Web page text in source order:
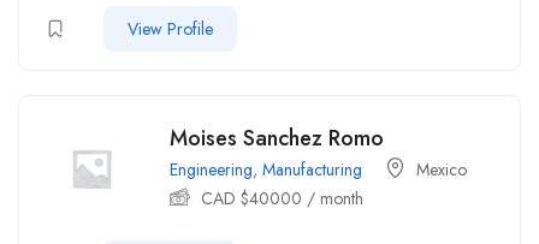
View Profile
Moises Sanchez Romo
Engineering, Manufacturing
Mexico
CAD $40000 / month